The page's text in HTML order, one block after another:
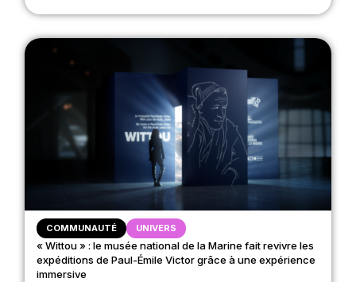
COMMUNAUTÉ UNIVERS
« Wittou » : le musée national de la Marine fait revivre les
expéditions de Paul-Émile Victor grâce à une expérience
immersive